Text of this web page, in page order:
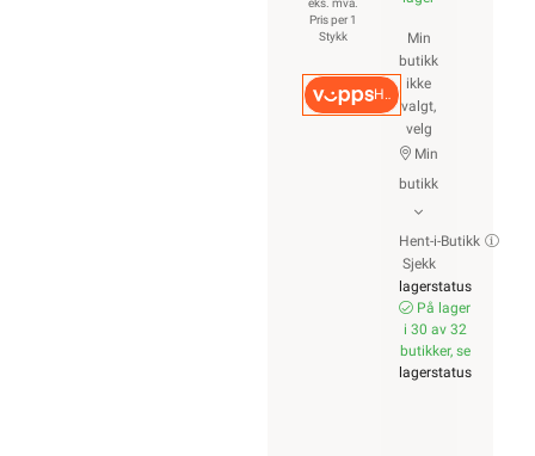
eks. mva.
Pris per 1
Stykk
Hurtigkasse
Min
butikk
ikke
valgt,
velg
Min
butikk
Hent-i-Butikk
Sjekk
lagerstatus
På lager
i 30 av 32
butikker, se
lagerstatus